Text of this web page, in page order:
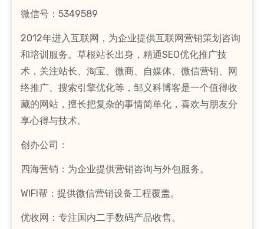
微信号：5349589
2012年进入互联网，为企业提供互联网营销策划咨询
和培训服务。草根站长出身，精通SEO优化推广技
术，关注站长、淘宝、微商、自媒体、微信营销、网
络推广、搜索引擎优化等，邹义科博客是一个值得收
藏的网站，擅长把复杂的事情简单化，喜欢与朋友分
享心得与技术。
创办公司：
四海营销：为企业提供营销咨询与外包服务。
WIFI帮：提供微信营销设备工程覆盖。
优收网：专注国内二手数码产品收售。